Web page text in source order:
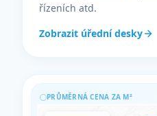
řízeních atd.
Zobrazit úřední desky
PRŮMĚRNÁ CENA ZA M²